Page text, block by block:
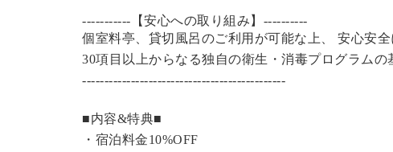
-----------【安心への取り組み】----------
個室料亭、貸切風呂のご利用が可能な上、 安心安
30項目以上からなる独自の衛生・消毒プログラム
----------------------------------------------
■内容&特典■
・宿泊料金10%OFF